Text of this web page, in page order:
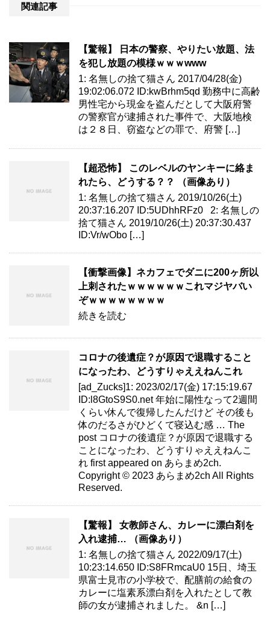
関連記事
【驚報】 日本の警察、やりたい放題、法
を犯し放題の模様ｗｗｗwww
1: 名無しの捨て猫さん 2017/04/28(金)
19:02:06.072 ID:kwBrhm5qd 勤務中に高齢
男性宅から現金を盗んだとして大阪府警
の警察官が逮捕された事件で、大阪地検
は２８日、窃盗などの罪で、府警 […]
【超恐怖】 このレベルのヤンキーに絡ま
れたら、どうする？？ （画像あり）
1: 名無しの捨て猫さん 2019/10/26(土)
20:37:16.207 ID:5UDhhRFz0 2: 名無しの
捨て猫さん 2019/10/26(土) 20:37:30.437
ID:Vr/wObo […]
【衝撃画像】ネカフェでダニに200ヶ所以
上刺されたｗｗｗｗｗｗこれマジヤバい
ぞｗｗｗｗｗｗｗｗ
続きを読む
コロナの後遺症？が原因で退職すること
になったわ、どうすりゃええねんこれ
[ad_Zucks]1: 2023/02/17(金) 17:15:19.67
ID:l8GtoS9S0.net 年始に陽性なって2週間
くらい休んで復帰したんだけど その後も
体のだるさがひどくて寝込む感 … The
post コロナの後遺症？が原因で退職する
ことになったわ、どうすりゃええねんこ
れ first appeared on あらまめ2ch.
Copyright © 2023 あらまめ2ch All Rights
Reserved.
【驚報】 女教師さん、カレーに漂白剤を
入れ逮捕… （画像あり）
1: 名無しの捨て猫さん 2022/09/17(土)
10:23:14.650 ID:S8FRmcaU0 15日、埼玉
県富士見市の小学校で、配膳前の給食の
カレーに塩素系漂白剤を入れたとして教
師の女が逮捕されました。 &n […]